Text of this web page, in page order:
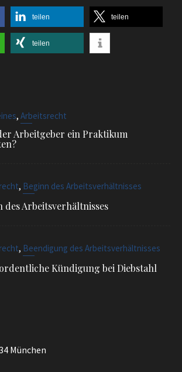
teilen teilen
teilen
, Arbeitsrecht
Arbeitgeber ein Praktikum
, Beginn des Arbeitsverhältnisses
des Arbeitsverhältnisses
, Beendigung des Arbeitsverhältnisses
Kündigung bei Diebstahl
München